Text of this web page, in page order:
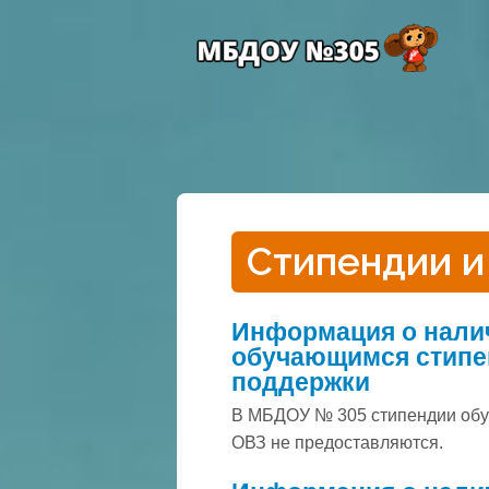
Стипендии
Информация о
обучающимся
поддержки
В МБДОУ № 305 стипендии
ОВЗ не предоставляются.